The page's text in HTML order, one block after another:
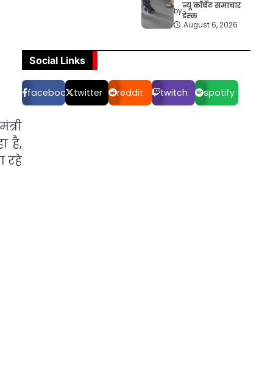
है,
रहे
by
न्यू कॉर्बेट समाचार
डेस्क
August 6, 2026
Social Links
facebook twitter reddit twitch spotify